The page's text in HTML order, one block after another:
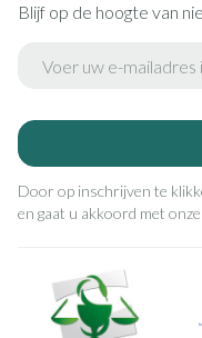
Blijf op de hoogte van
Door op inschrijven te
en gaat u akkoord met onze